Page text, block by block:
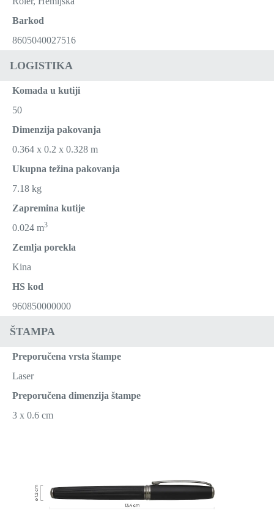
Barkod
8605040027516
LOGISTIKA
Komada u kutiji
50
Dimenzija pakovanja
0.364 x 0.2 x 0.328 m
Ukupna težina pakovanja
7.18 kg
Zapremina kutije
0.024 m3
Zemlja porekla
Kina
HS kod
960850000000
ŠTAMPA
Preporučena vrsta štampe
Laser
Preporučena dimenzija štampe
3 x 0.6 cm